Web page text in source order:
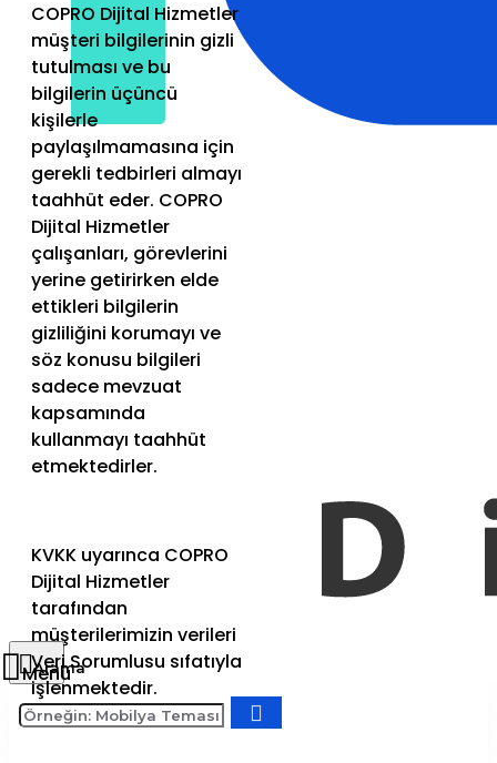
COPRO Dijital Hizmetler
müşteri bilgilerinin gizli
tutulması ve bu
bilgilerin üçüncü
kişilerle
paylaşılmamasına için
gerekli tedbirleri almayı
taahhüt eder. COPRO
Dijital Hizmetler
çalışanları, görevlerini
yerine getirirken elde
ettikleri bilgilerin
gizliliğini korumayı ve
söz konusu bilgileri
sadece mevzuat
kapsamında
kullanmayı taahhüt
etmektedirler.
KVKK uyarınca COPRO
Dijital Hizmetler
tarafından
müşterilerimizin verileri
Veri Sorumlusu sıfatıyla
işlenmektedir.